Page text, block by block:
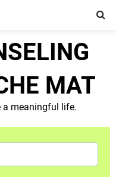
MAT
a meaningful life.